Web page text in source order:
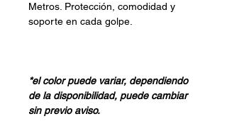
Metros. Protección, comodidad y
soporte en cada golpe.
*el color puede variar, dependiendo
de la disponibilidad, puede cambiar
sin previo aviso.